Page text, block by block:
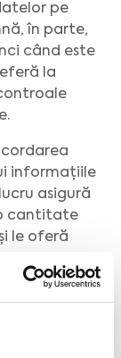
pe
în parte,
când este
la
informațiile
asigură
cantitate
le oferă
sau